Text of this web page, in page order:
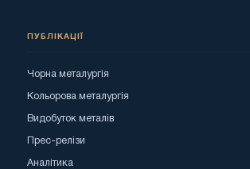
ПУБЛІКАЦІЇ
Чорна металургія
Кольорова металургія
Видобуток металів
Прес-релізи
Аналітика